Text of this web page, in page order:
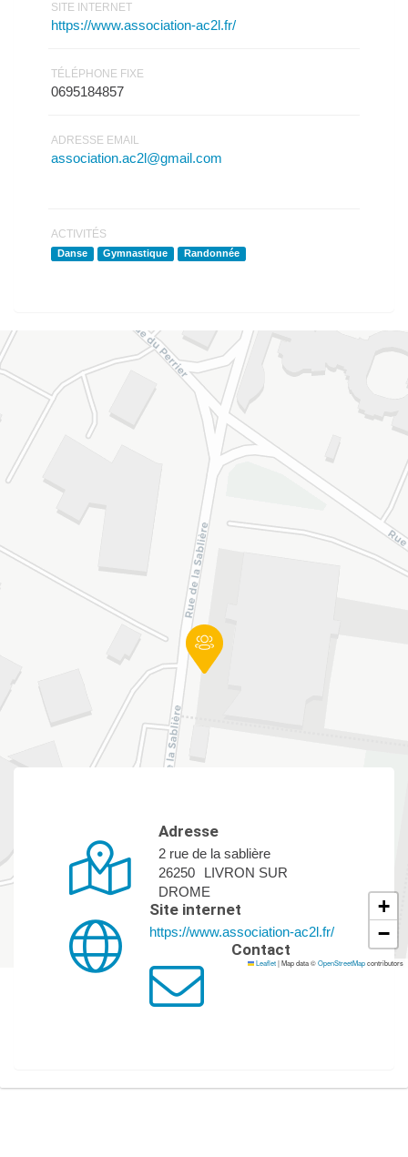
SITE INTERNET
https://www.association-ac2l.fr/
TÉLÉPHONE FIXE
0695184857
ADRESSE EMAIL
association.ac2l@gmail.com
ACTIVITÉS
Danse Gymnastique Randonnée
+
−
Leaflet|Map data ©OpenStreetMapcontributors
Adresse
2 rue de la sablière
26250
LIVRON SUR
DROME
Site internet
https://www.association-ac2l.fr/
Contact